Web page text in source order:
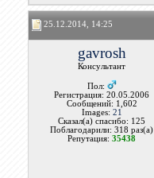
25.12.2014, 14:25
gavrosh
Консультант
Пол:
Регистрация: 20.05.2006
Сообщений: 1,602
Images: 21
Сказал(а) спасибо: 125
Поблагодарили: 318 раз(а)
Репутация:35438